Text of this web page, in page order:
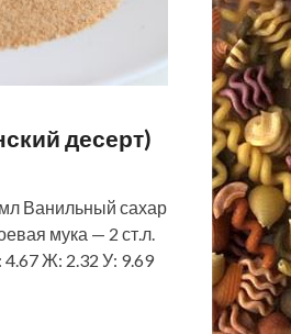
десерт)
Ванильный сахар
мука — 2 ст.л.
Ж: 2.32 У: 9.69